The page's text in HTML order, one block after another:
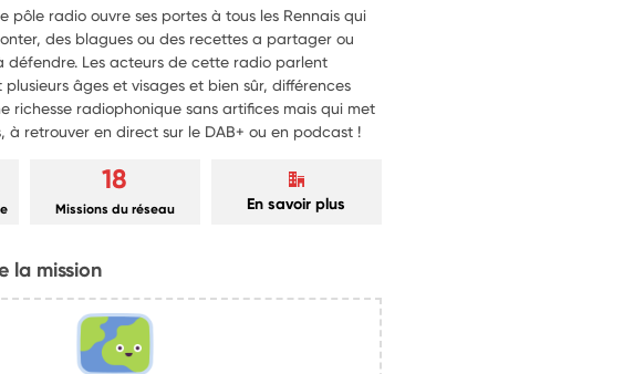
pôle radio ouvre ses portes à tous les Rennais qui
des blagues ou des recettes a partager ou
défendre. Les acteurs de cette radio parlent
plusieurs âges et visages et bien sûr, différences
richesse radiophonique sans artifices mais qui met
à retrouver en direct sur le DAB+ ou en podcast !
18
Missions du réseau En savoir plus
la mission